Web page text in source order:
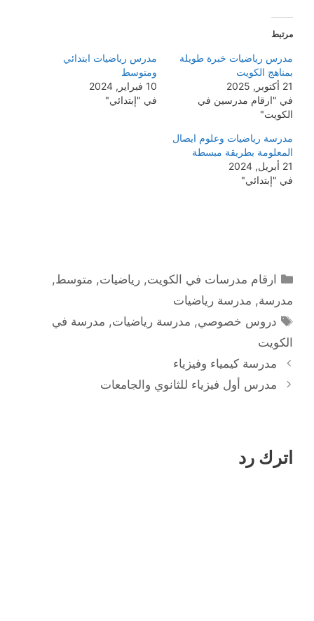
مرتبط
مدرس رياضيات خبرة طويلة
بمناهج الكويت
21 أكتوبر, 2025
في "ارقام مدرسين في
الكويت"
مدرس رياضيات ابتدائي
ومتوسط
10 فبراير, 2024
في "إبتدائي"
مدرسة رياضيات وعلوم ايصال
المعلومة بطريقة مبسطة
21 أبريل, 2024
في "إبتدائي"
التصنيفات
ارقام مدرسات في الكويت,رياضيات, متوسط,
مدرسة, مدرسة رياضيات
الوسوم
دروس خصوصي, مدرسة رياضيات, مدرسة في
الكويت
مدرسة كيمياء وفيزياء
مدرس أول فيزياء للثانوي والجامعات
اترك رد